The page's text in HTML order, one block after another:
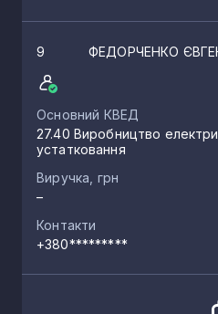
9 ФЕДОРЧЕНКО
Основний КВЕД
27.40 Виробництво
устатковання
Виручка, грн
–
Контакти
+380*********